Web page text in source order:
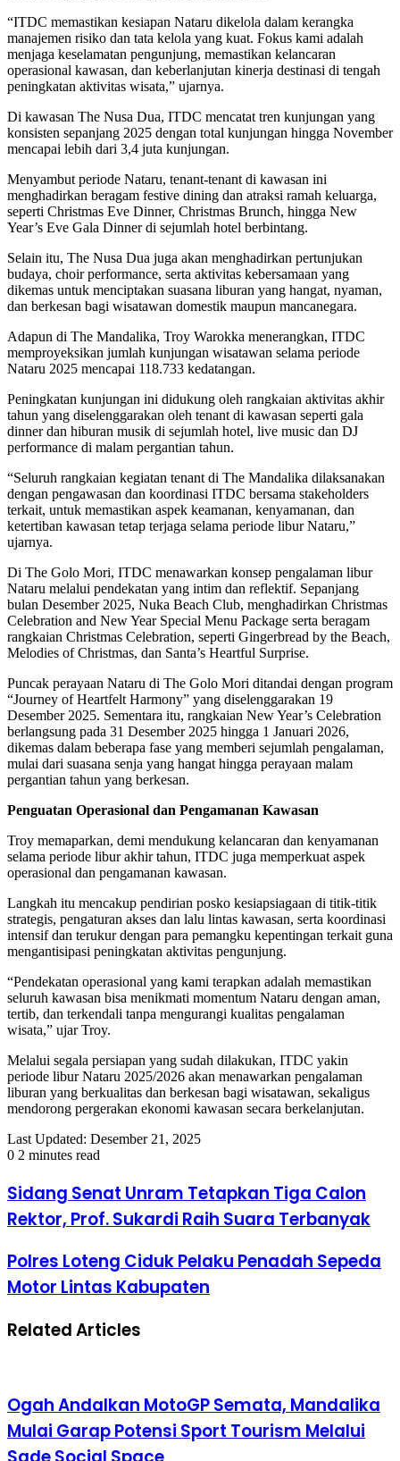
“ITDC memastikan kesiapan Nataru dikelola dalam kerangka
manajemen risiko dan tata kelola yang kuat. Fokus kami adalah
menjaga keselamatan pengunjung, memastikan kelancaran
operasional kawasan, dan keberlanjutan kinerja destinasi di tengah
peningkatan aktivitas wisata,” ujarnya.
Di kawasan The Nusa Dua, ITDC mencatat tren kunjungan yang
konsisten sepanjang 2025 dengan total kunjungan hingga November
mencapai lebih dari 3,4 juta kunjungan.
Menyambut periode Nataru, tenant-tenant di kawasan ini
menghadirkan beragam festive dining dan atraksi ramah keluarga,
seperti Christmas Eve Dinner, Christmas Brunch, hingga New
Year’s Eve Gala Dinner di sejumlah hotel berbintang.
Selain itu, The Nusa Dua juga akan menghadirkan pertunjukan
budaya, choir performance, serta aktivitas kebersamaan yang
dikemas untuk menciptakan suasana liburan yang hangat, nyaman,
dan berkesan bagi wisatawan domestik maupun mancanegara.
Adapun di The Mandalika, Troy Warokka menerangkan, ITDC
memproyeksikan jumlah kunjungan wisatawan selama periode
Nataru 2025 mencapai 118.733 kedatangan.
Peningkatan kunjungan ini didukung oleh rangkaian aktivitas akhir
tahun yang diselenggarakan oleh tenant di kawasan seperti gala
dinner dan hiburan musik di sejumlah hotel, live music dan DJ
performance di malam pergantian tahun.
“Seluruh rangkaian kegiatan tenant di The Mandalika dilaksanakan
dengan pengawasan dan koordinasi ITDC bersama stakeholders
terkait, untuk memastikan aspek keamanan, kenyamanan, dan
ketertiban kawasan tetap terjaga selama periode libur Nataru,”
ujarnya.
Di The Golo Mori, ITDC menawarkan konsep pengalaman libur
Nataru melalui pendekatan yang intim dan reflektif. Sepanjang
bulan Desember 2025, Nuka Beach Club, menghadirkan Christmas
Celebration and New Year Special Menu Package serta beragam
rangkaian Christmas Celebration, seperti Gingerbread by the Beach,
Melodies of Christmas, dan Santa’s Heartful Surprise.
Puncak perayaan Nataru di The Golo Mori ditandai dengan program
“Journey of Heartfelt Harmony” yang diselenggarakan 19
Desember 2025. Sementara itu, rangkaian New Year’s Celebration
berlangsung pada 31 Desember 2025 hingga 1 Januari 2026,
dikemas dalam beberapa fase yang memberi sejumlah pengalaman,
mulai dari suasana senja yang hangat hingga perayaan malam
pergantian tahun yang berkesan.
Penguatan Operasional dan Pengamanan Kawasan
Troy memaparkan, demi mendukung kelancaran dan kenyamanan
selama periode libur akhir tahun, ITDC juga memperkuat aspek
operasional dan pengamanan kawasan.
Langkah itu mencakup pendirian posko kesiapsiagaan di titik-titik
strategis, pengaturan akses dan lalu lintas kawasan, serta koordinasi
intensif dan terukur dengan para pemangku kepentingan terkait guna
mengantisipasi peningkatan aktivitas pengunjung.
“Pendekatan operasional yang kami terapkan adalah memastikan
seluruh kawasan bisa menikmati momentum Nataru dengan aman,
tertib, dan terkendali tanpa mengurangi kualitas pengalaman
wisata,” ujar Troy.
Melalui segala persiapan yang sudah dilakukan, ITDC yakin
periode libur Nataru 2025/2026 akan menawarkan pengalaman
liburan yang berkualitas dan berkesan bagi wisatawan, sekaligus
mendorong pergerakan ekonomi kawasan secara berkelanjutan.
Last Updated: Desember 21, 2025
0 2 minutes read
Sidang Senat Unram Tetapkan Tiga Calon
Rektor, Prof. Sukardi Raih Suara Terbanyak
Polres Loteng Ciduk Pelaku Penadah Sepeda
Motor Lintas Kabupaten
Related Articles
Ogah Andalkan MotoGP Semata, Mandalika
Mulai Garap Potensi Sport Tourism Melalui